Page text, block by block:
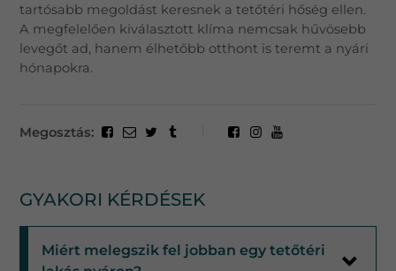
tartósabb megoldást keresnek a tetőtéri hőség ellen.
A megfelelően kiválasztott klíma nemcsak hűvösebb
levegőt ad, hanem élhetőbb otthont is teremt a nyári
hónapokra.
Megosztás:
GYAKORI KÉRDÉSEK
Miért melegszik fel jobban egy tetőtéri